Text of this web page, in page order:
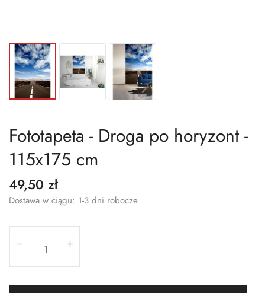
Fototapeta - Droga po horyzont -
115x175 cm
49,50 zł
Dostawa w ciągu: 1-3 dni robocze